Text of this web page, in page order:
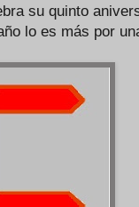
su quinto
lo es más por